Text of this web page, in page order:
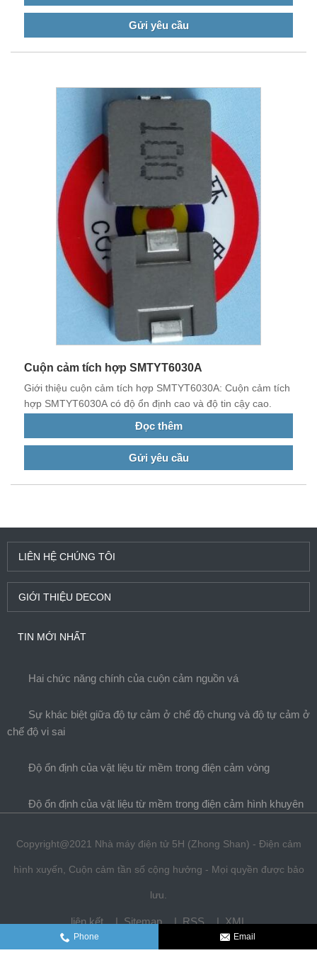
Gửi yêu cầu
Cuộn cảm tích hợp SMTYT6030A
Giới thiệu cuộn cảm tích hợp SMTYT6030A: Cuộn cảm tích
hợp SMTYT6030A có độ ổn định cao và độ tin cậy cao.
Đọc thêm
Gửi yêu cầu
LIÊN HỆ CHÚNG TÔI
GIỚI THIỆU DECON
TIN MỚI NHẤT
Hai chức năng chính của cuộn cảm nguồn vá
Sự khác biệt giữa độ tự cảm ở chế độ chung và độ tự cảm ở
chế độ vi sai
Độ ổn định của vật liệu từ mềm trong điện cảm vòng
Độ ổn định của vật liệu từ mềm trong điện cảm hình khuyên
Copyright@2021 Nhà máy điện tử 5H (Zhong Shan) - Điện cảm
hình xuyến, Cuộn cảm tần số cộng hưởng - Mọi quyền được bảo
lưu.
liên kết Sitemap RSS XML